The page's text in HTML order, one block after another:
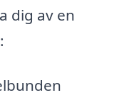
dig av en